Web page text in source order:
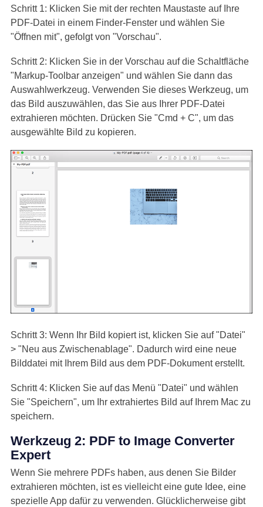
Schritt 1: Klicken Sie mit der rechten Maustaste auf Ihre
PDF-Datei in einem Finder-Fenster und wählen Sie
"Öffnen mit", gefolgt von "Vorschau".
Schritt 2: Klicken Sie in der Vorschau auf die Schaltfläche
"Markup-Toolbar anzeigen" und wählen Sie dann das
Auswahlwerkzeug. Verwenden Sie dieses Werkzeug, um
das Bild auszuwählen, das Sie aus Ihrer PDF-Datei
extrahieren möchten. Drücken Sie "Cmd + C", um das
ausgewählte Bild zu kopieren.
Schritt 3: Wenn Ihr Bild kopiert ist, klicken Sie auf "Datei"
> "Neu aus Zwischenablage". Dadurch wird eine neue
Bilddatei mit Ihrem Bild aus dem PDF-Dokument erstellt.
Schritt 4: Klicken Sie auf das Menü "Datei" und wählen
Sie "Speichern", um Ihr extrahiertes Bild auf Ihrem Mac zu
speichern.
Werkzeug 2: PDF to Image Converter
Expert
Wenn Sie mehrere PDFs haben, aus denen Sie Bilder
extrahieren möchten, ist es vielleicht eine gute Idee, eine
spezielle App dafür zu verwenden. Glücklicherweise gibt